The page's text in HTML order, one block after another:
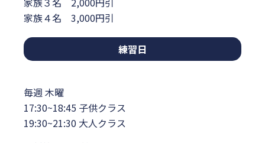
家族４名 3,000円引
練習日
毎週 木曜
17:30~18:45 子供クラス
19:30~21:30 大人クラス